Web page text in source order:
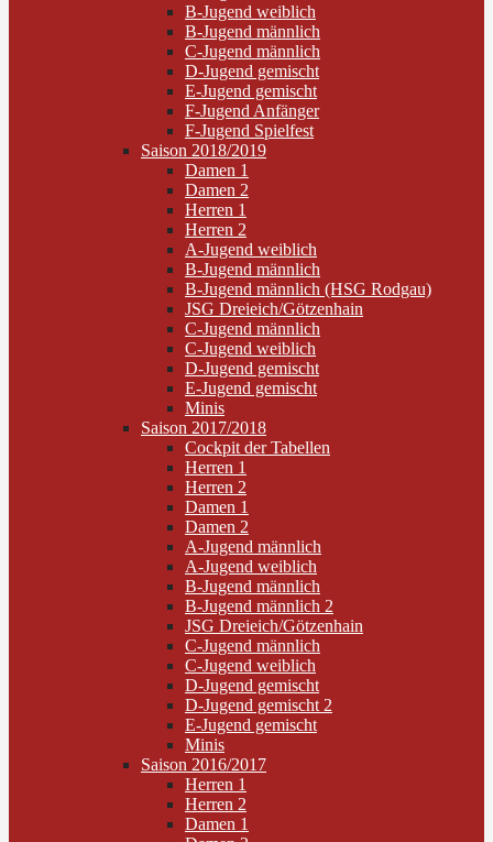
B-Jugend weiblich
B-Jugend männlich
C-Jugend männlich
D-Jugend gemischt
E-Jugend gemischt
F-Jugend Anfänger
F-Jugend Spielfest
Saison 2018/2019
Damen 1
Damen 2
Herren 1
Herren 2
A-Jugend weiblich
B-Jugend männlich
B-Jugend männlich (HSG Rodgau)
JSG Dreieich/Götzenhain
C-Jugend männlich
C-Jugend weiblich
D-Jugend gemischt
E-Jugend gemischt
Minis
Saison 2017/2018
Cockpit der Tabellen
Herren 1
Herren 2
Damen 1
Damen 2
A-Jugend männlich
A-Jugend weiblich
B-Jugend männlich
B-Jugend männlich 2
JSG Dreieich/Götzenhain
C-Jugend männlich
C-Jugend weiblich
D-Jugend gemischt
D-Jugend gemischt 2
E-Jugend gemischt
Minis
Saison 2016/2017
Herren 1
Herren 2
Damen 1